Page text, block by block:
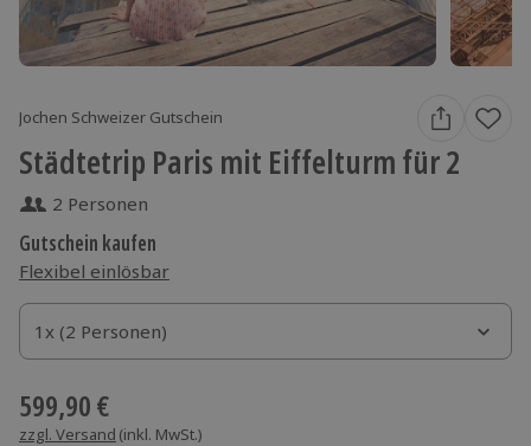
Jochen Schweizer Gutschein
Städtetrip Paris mit Eiffelturm für 2
2 Personen
Gutschein kaufen
Flexibel einlösbar
1x (2 Personen)
1x (2 Personen)
1x (2 Personen)
599,90 €
zzgl. Versand (inkl. MwSt.)